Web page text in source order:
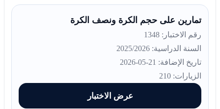
تمارين على حجم الكرة ونصف الكرة
رقم الاختبار: 1348
السنة الدراسية: 2025/2026
تاريخ الإضافة: 21-05-2026
الزيارات: 210
عرض الاختبار